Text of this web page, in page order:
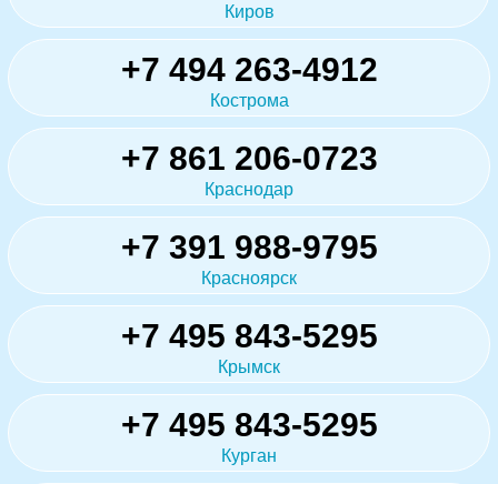
Киров
+7 494 263-4912
Кострома
+7 861 206-0723
Краснодар
+7 391 988-9795
Красноярск
+7 495 843-5295
Крымск
+7 495 843-5295
Курган